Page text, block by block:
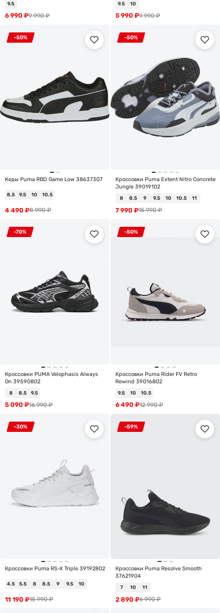
9.5
9 990₽
6 990 ₽
9.5 10
9 990₽
5 990 ₽
-50%
Кеды Puma RBD Game Low 38637307
8.5 9.5 10 10.5
8 990₽
4 490 ₽
-50%
Кроссовки Puma Extent Nitro Concrete
Jungle 39019102
8 8.5 9 9.5 10 10.5 11
15 990₽
7 990 ₽
-70%
Кроссовки PUMA Velophasis Always
On 39590802
8 8.5 9.5
16 990₽
5 090 ₽
-50%
Кроссовки Puma Rider FV Retro
Rewind 39016802
9.5 10 10.5
12 990₽
6 490 ₽
-30%
Кроссовки Puma RS-X Triple 39192802
4.5 5.5 8 8.5 9 9.5 10
15 990₽
11 190 ₽
-59%
Кроссовки Puma Resolve Smooth
37621904
7 10 11
6 990₽
2 890 ₽